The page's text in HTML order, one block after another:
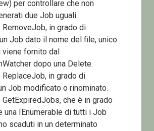
per controllare che non
due Job uguali.
RemoveJob, in grado di
Job dato il nome del file, unico
viene fornito dal
dopo una Delete.
ReplaceJob, in grado di
Job modificato o rinominato.
GetExpiredJobs, che è in grado
una IEnumerable di tutti i Job
scaduti in un determinato